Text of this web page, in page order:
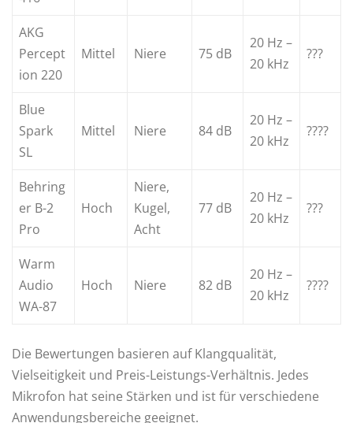
AKG
Percept
ion 220
Mittel Niere 75 dB
20 Hz –
20 kHz
???
Blue
Spark
SL
Mittel Niere 84 dB
20 Hz –
20 kHz
????
Behring
er B-2
Pro
Hoch
Niere,
Kugel,
Acht
77 dB
20 Hz –
20 kHz
???
Warm
Audio
WA-87
Hoch Niere 82 dB
20 Hz –
20 kHz
????
Die Bewertungen basieren auf Klangqualität,
Vielseitigkeit und Preis-Leistungs-Verhältnis. Jedes
Mikrofon hat seine Stärken und ist für verschiedene
Anwendungsbereiche geeignet.